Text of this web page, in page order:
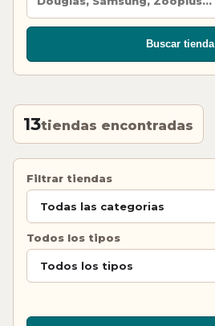
Buscar tienda
13tiendas encontradas
Filtrar tiendas
Todos los tipos